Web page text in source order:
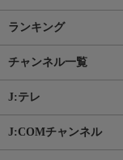
ランキング
チャンネル一覧
J:テレ
J:COMチャンネル